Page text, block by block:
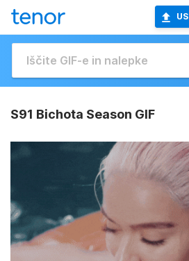
S91 Bichota Season GIF